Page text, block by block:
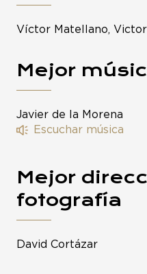
Víctor Matellano,
Mejor
Javier de la Morena
Escuchar música
Mejor
fotografía
David Cortázar